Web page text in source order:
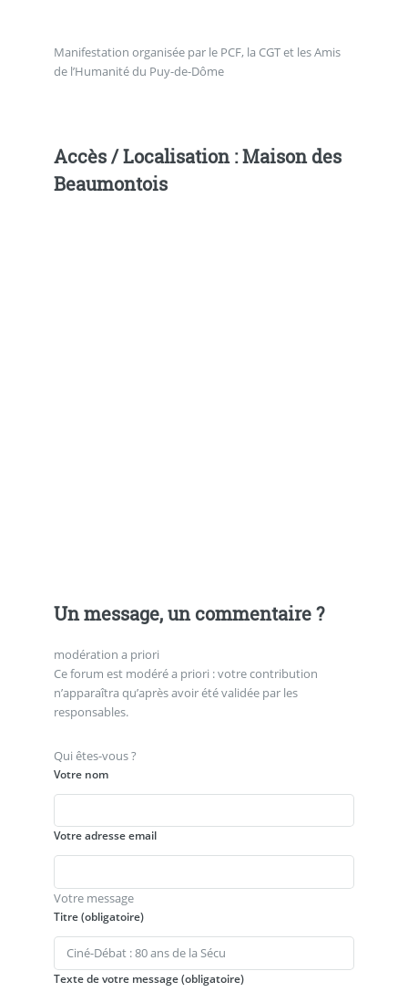
Manifestation organisée par le PCF, la CGT et les Amis
de l’Humanité du Puy-de-Dôme
Accès / Localisation : Maison des
Beaumontois
Un message, un commentaire ?
modération a priori
Ce forum est modéré a priori : votre contribution
n’apparaîtra qu’après avoir été validée par les
responsables.
Qui êtes-vous ?
Votre nom
Votre adresse email
Votre message
Titre (obligatoire)
Texte de votre message (obligatoire)